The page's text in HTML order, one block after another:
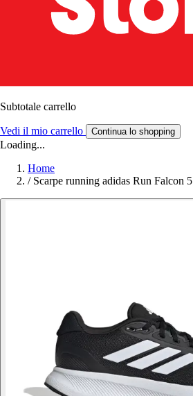
Subtotale carrello
Vedi il mio carrello Continua lo shopping
Loading...
Home
/ Scarpe running adidas Run Falcon 5